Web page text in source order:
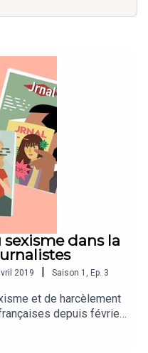
dans la
2019 | Saison 1 Ep. 3
et de harcèlement
depuis février
ligue du LOL », il
à un véritable